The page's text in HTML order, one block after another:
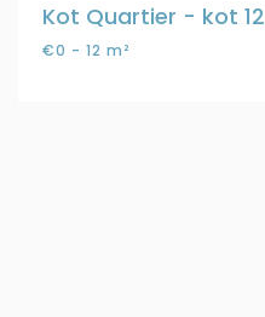
Kot Quartier - kot 12
€0 - 12 m²